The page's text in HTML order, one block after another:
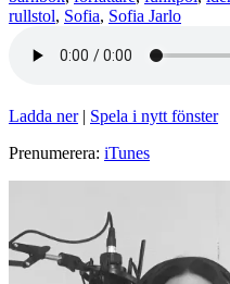
rullstol, Sofia, Sofia Jarlo
Ladda ner| Spela i nytt fönster
Prenumerera: iTunes